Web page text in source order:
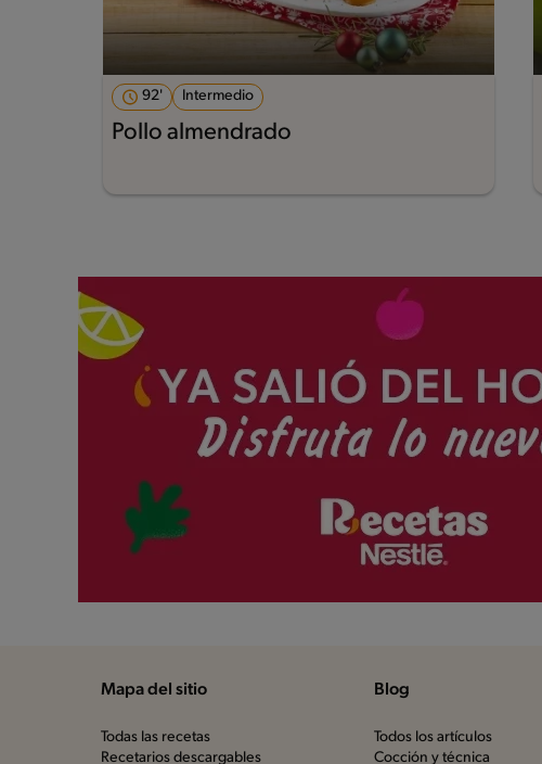
92' Intermedio
Pollo almendrado
Mapa del sitio
Todas las recetas
Recetarios descargables
Blog
Todos los artículos
Cocción y técnica